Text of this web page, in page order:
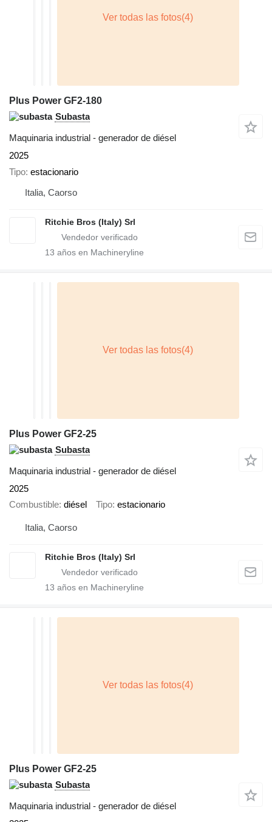
Plus Power GF2-180
Subasta
Maquinaria industrial - generador de diésel
2025
Tipo estacionario
Italia, Caorso
Ritchie Bros (Italy) Srl
13 años en Machineryline
Plus Power GF2-25
Subasta
Maquinaria industrial - generador de diésel
2025
Combustible diésel Tipo estacionario
Italia, Caorso
Ritchie Bros (Italy) Srl
13 años en Machineryline
Plus Power GF2-25
Subasta
Maquinaria industrial - generador de diésel